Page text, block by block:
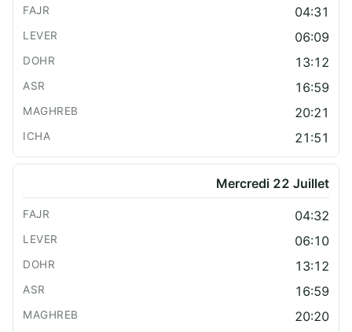
04:31
06:09
13:12
16:59
20:21
21:51
Mercredi 22 Juillet
04:32
06:10
13:12
16:59
20:20